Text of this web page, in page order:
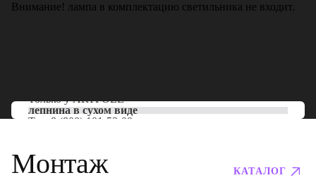
Внимание! лампа в комплектацию светильника не входит.
Только уARTPOLE
лепнина в сухом виде
Тел: 8 (800) 101-53-00
Монтаж КАТАЛОГ